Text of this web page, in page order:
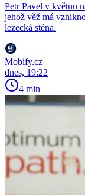
Petr Pavel v květnu
jehož věž má
lezecká stěna.
Mobify.cz
dnes, 19:22
4 min